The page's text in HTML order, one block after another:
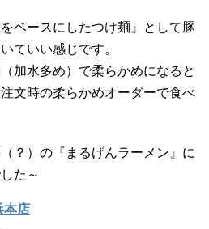
ベースにしたつけ麺』として豚
ていい感じです。
加水多め）で柔らかめになると
文時の柔らかめオーダーで食べ
？）の『まるげんラーメン』に
た～
本店